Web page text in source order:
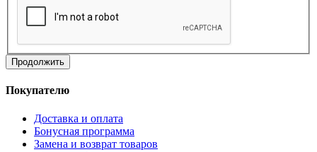
Продолжить
Покупателю
Доставка и оплата
Бонусная программа
Замена и возврат товаров